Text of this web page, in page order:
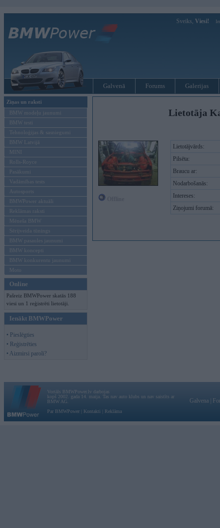
Sveiks, Viesi!
Galvenā Forums Galerijas
Ziņas un raksti
BMW modeļu jaunumi
BMW testi
Tehnoloģijas & sasniegumi
BMW Latvijā
MINI
Rolls-Royce
Pasākumi
Vadāmības tests
Autosports
BMWPower aktuāli
Reklāmas raksti
Mēneša BMW
Sērijveida tūnings
BMW pasaules jaunumi
BMW koncepti
BMW konkurentu jaunumi
Moto
Online
Pašreiz BMWPower skatās 188
viesi un 1 reģistrēti lietotāji.
Ienākt BMWPower
• Pieslēgties
• Reģistrēties
• Aizmirsi paroli?
Lietotāja
Lietotājvārds:
Pilsēta:
Braucu ar:
Nodarbošanās:
Intereses:
Ziņojumi forumā:
Vortāls BMWPower.lv darbojas
kopš 2002. gada 14. maija. Tas nav auto klubs un nav saistīts ar
BMW AG.
Par BMWPower
Kontakti Reklāma
Galvena